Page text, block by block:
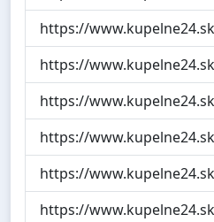
https://
https://
https://
https://
https://
https://